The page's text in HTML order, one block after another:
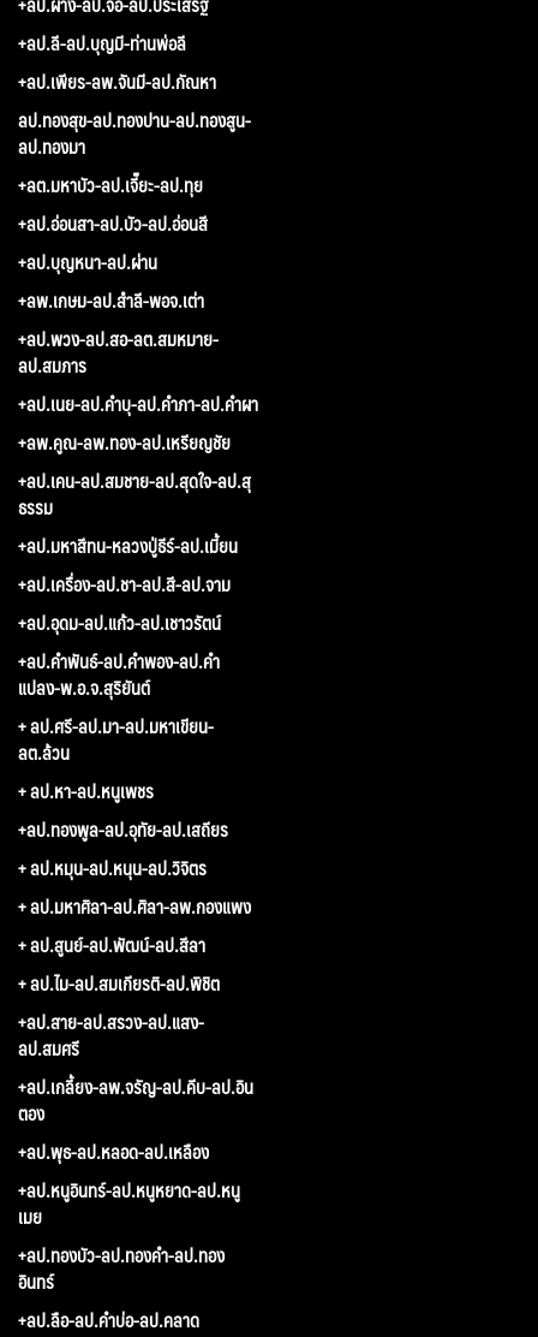
+ลป.ลี-ลป.บุญมี-ท่านพ่อลี
+ลป.เพียร-ลพ.จันมี-ลป.กัณหา
ลป.ทองสุข-ลป.ทองปาน-ลป.ทองสูน-
ลป.ทองมา
+ลต.มหาบัว-ลป.เจี๊ยะ-ลป.ทุย
+ลป.อ่อนสา-ลป.บัว-ลป.อ่อนสี
+ลป.บุญหนา-ลป.ผ่าน
+ลพ.เกษม-ลป.สำลี-พอจ.เต่า
+ลป.พวง-ลป.สอ-ลต.สมหมาย-
ลป.สมภาร
+ลป.เนย-ลป.คำบุ-ลป.คำภา-ลป.คำผา
+ลพ.คูณ-ลพ.ทอง-ลป.เหรียญชัย
+ลป.เคน-ลป.สมชาย-ลป.สุดใจ-ลป.สุ
ธรรม
+ลป.มหาสีทน-หลวงปู่ธีร์-ลป.เมี้ยน
+ลป.เครื่อง-ลป.ชา-ลป.สี-ลป.จาม
+ลป.อุดม-ลป.แก้ว-ลป.เชาวรัตน์
+ลป.คำพันธ์-ลป.คำพอง-ลป.คำ
แปลง-พ.อ.จ.สุริยันต์
+ ลป.ศรี-ลป.มา-ลป.มหาเขียน-
ลต.ล้วน
+ ลป.หา-ลป.หนูเพชร
+ลป.ทองพูล-ลป.อุทัย-ลป.เสถียร
+ ลป.หมุน-ลป.หนุน-ลป.วิจิตร
+ ลป.มหาศิลา-ลป.ศิลา-ลพ.กองแพง
+ ลป.สูนย์-ลป.พัฒน์-ลป.สีลา
+ ลป.ไม-ลป.สมเกียรติ-ลป.พิชิต
+ลป.สาย-ลป.สรวง-ลป.แสง-
ลป.สมศรี
+ลป.เกลี้ยง-ลพ.จรัญ-ลป.คีบ-ลป.อิน
ตอง
+ลป.พุธ-ลป.หลอด-ลป.เหลือง
+ลป.หนูอินทร์-ลป.หนูหยาด-ลป.หนู
เมย
+ลป.ทองบัว-ลป.ทองคำ-ลป.ทอง
อินทร์
+ลป.ลือ-ลป.คำบ่อ-ลป.คลาด